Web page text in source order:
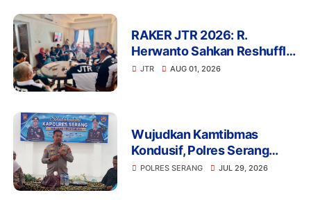
RAKER JTR 2026: R.
Herwanto Sahkan Reshuffle
Pengurus dan Tegaskan
JTR AUG 01, 2026
Wujudkan Kamtibmas
Kondusif, Polres Serang
Gelar Silaturahmi Strategis
POLRES SERANG JUL 29, 2026